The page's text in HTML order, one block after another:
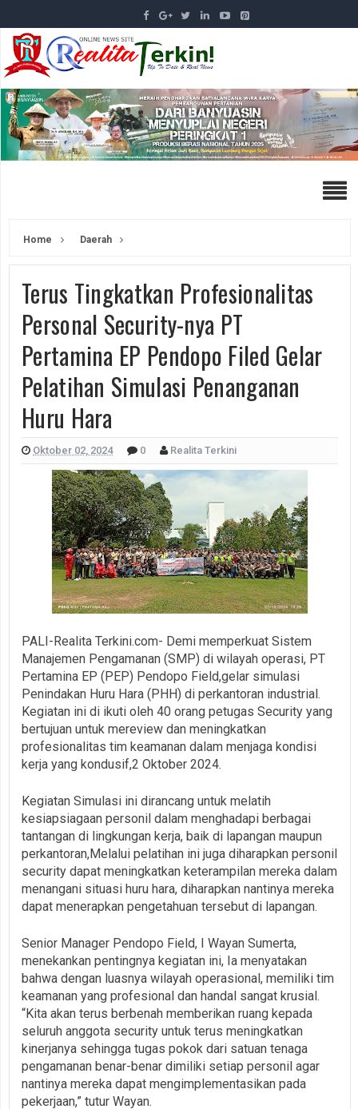
Home Daerah
Terus Tingkatkan Profesionalitas
Personal Security-nya PT
Pertamina EP Pendopo Filed Gelar
Pelatihan Simulasi Penanganan
Huru Hara
Oktober 02, 2024 0 Realita Terkini
PALI-Realita Terkini.com- Demi memperkuat Sistem
Manajemen Pengamanan (SMP) di wilayah operasi, PT
Pertamina EP (PEP) Pendopo Field,gelar simulasi
Penindakan Huru Hara (PHH) di perkantoran industrial.
Kegiatan ini di ikuti oleh 40 orang petugas Security yang
bertujuan untuk mereview dan meningkatkan
profesionalitas tim keamanan dalam menjaga kondisi
kerja yang kondusif,2 Oktober 2024.
Kegiatan Simulasi ini dirancang untuk melatih
kesiapsiagaan personil dalam menghadapi berbagai
tantangan di lingkungan kerja, baik di lapangan maupun
perkantoran,Melalui pelatihan ini juga diharapkan personil
security dapat meningkatkan keterampilan mereka dalam
menangani situasi huru hara, diharapkan nantinya mereka
dapat menerapkan pengetahuan tersebut di lapangan.
Senior Manager Pendopo Field, I Wayan Sumerta,
menekankan pentingnya kegiatan ini, Ia menyatakan
bahwa dengan luasnya wilayah operasional, memiliki tim
keamanan yang profesional dan handal sangat krusial.
“Kita akan terus berbenah memberikan ruang kepada
seluruh anggota security untuk terus meningkatkan
kinerjanya sehingga tugas pokok dari satuan tenaga
pengamanan benar-benar dimiliki setiap personil agar
nantinya mereka dapat mengimplementasikan pada
pekerjaan,” tutur Wayan.